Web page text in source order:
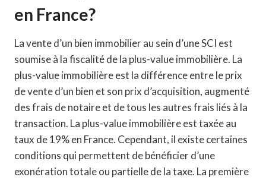
en France?
La vente d’un bien immobilier au sein d’une SCI est
soumise à la fiscalité de la plus-value immobilière. La
plus-value immobilière est la différence entre le prix
de vente d’un bien et son prix d’acquisition, augmenté
des frais de notaire et de tous les autres frais liés à la
transaction. La plus-value immobilière est taxée au
taux de 19% en France. Cependant, il existe certaines
conditions qui permettent de bénéficier d’une
exonération totale ou partielle de la taxe. La première